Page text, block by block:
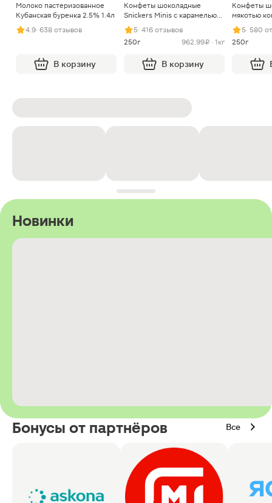
Молоко пастеризованное
Кубанская буренка 2.5% 1.4л
4.9· 638 отзывов
В корзину
Конфеты шоколадные
Snickers Minis с карамелью
арахисом и нугой
5· 416 отзывов
250г
962.99 ₽ · 1кг
В корзину
Конфеты
мякотью
5· 580
250г
Новинки
Бонусы от партнёров Все